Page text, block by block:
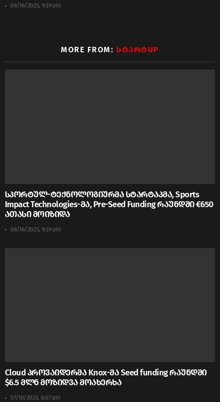
08/18/2025, 9:39 pm
MORE FROM:ᲡᲢᲐᲠᲢUP
სპორტულ-ტექნოლოგიურმა სტარტაპმა, Sports
Impact Technologies-მა, Pre-Seed Funding რაუნდში €650
ათასი მოიზიდა
08/18/2025, 9:39 pm
Cloud პროვაიდერმა Knox-მა Seed funding რაუნდში
$6.5 მლნ მოზიდვა მოახერხა
07/10/2025, 8:07 pm